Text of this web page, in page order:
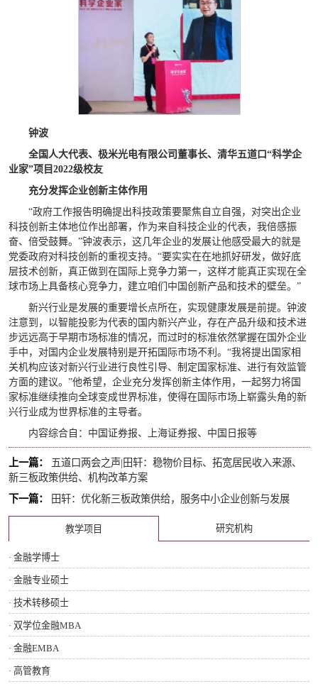
钟波
全国人大代表、极米光电有限公司董事长、清华五道口“科学企
业家”项目2022级校友
充分发挥企业创新主体作用
“政府工作报告明确提出科技政策要聚焦自立自强，对突出企业
科技创新主体地位作出部署，作为来自科技企业的代表，我倍感振
奋、倍受鼓舞。”钟波表示，这几年企业的发展让他感受最大的就是
党委政府对科技创新的重视支持。“要实实在在地抓好研发，做好底
层技术创新，真正做到在国际上竞争力第一，这样才能真正实现在全
球市场上具备核心竞争力，建立咱们中国创新产品和技术的壁垒。”
新兴行业是发展的重要增长点所在，实现健康发展是前提。钟波
注意到，以智能投影为代表的国内新兴产业，存在产品升级和技术进
步远远高于早期市场标准的情况，而过时的标准依然掌握在国外企业
手中，对国内企业发展特别是开拓国际市场不利。“我将提出国家相
关机构应该对新兴行业进行良性引导、制定国家标准、进行有效监管
方面的建议。”他希望，企业充分发挥创新主体作用，一起努力将国
家标准继续推向全球变成世界标准，使得在国际市场上崭露头角的新
兴行业成为世界标准的主导者。
内容综合自：中国证券报、上海证券报、中国日报等
上一篇：
五道口两会之声|田轩：稳物价目标、拓宽居民收入来源、
新三板政策供给、机构改革方案
下一篇：
田轩：优化新三板政策供给，服务中小企业创新与发展
教学项目 研究机构
· 金融学博士
· 金融专业硕士
· 技术转移硕士
· 双学位金融MBA
· 金融EMBA
· 高管教育